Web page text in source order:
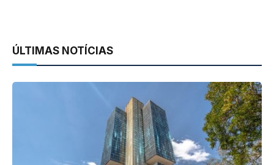
ÚLTIMAS NOTÍCIAS